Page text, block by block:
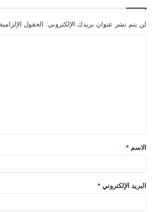
لن يتم نشر عنوان بريدك الإلكتروني. الحقول
ق
*
الاسم *
البريد الإلكتروني *